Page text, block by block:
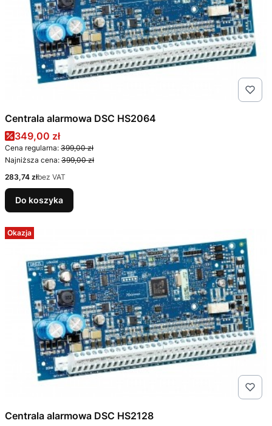
Centrala alarmowa DSC HS2064
Cena promocyjna
349,00 zł
Cena regularna: 399,00 zł
Najniższa cena: 399,00 zł
Cena
283,74 złbez VAT
Do koszyka
Okazja
Centrala alarmowa DSC HS2128